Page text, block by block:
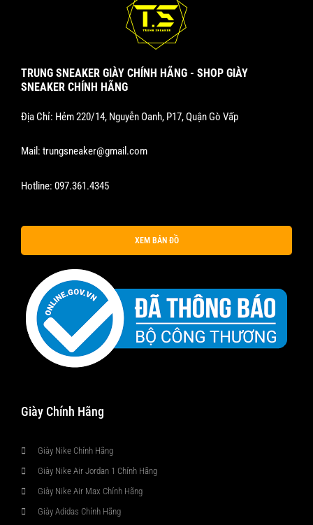
TRUNG SNEAKER GIÀY CHÍNH HÃNG - SHOP GIÀY
SNEAKER CHÍNH HÃNG
Địa Chỉ: Hẻm 220/14, Nguyễn Oanh, P17, Quận Gò Vấp
Mail: trungsneaker@gmail.com
Hotline: 097.361.4345
XEM BẢN ĐỒ
Giày Chính Hãng
Giày Nike Chính Hãng
Giày Nike Air Jordan 1 Chính Hãng
Giày Nike Air Max Chính Hãng
Giày Adidas Chính Hãng